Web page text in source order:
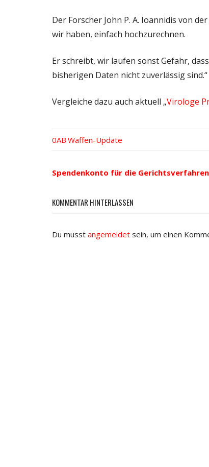
Der Forscher John P. A. Ioannidis von
wir haben, einfach hochzurechnen.
Er schreibt, wir laufen sonst Gefahr,
bisherigen Daten nicht zuverlässig sind.“
Vergleiche dazu auch aktuell „Virologe
Navigation
Vorheriger
Waffen-Update
Spendenkonto für die
KOMMENTAR HINTERLASSEN
Du musst angemeldet sein, um einen